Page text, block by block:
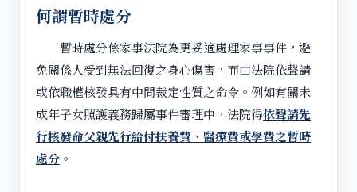
何謂暫時處分
暫時處分係家事法院為更妥適處理家事事件，避
免關係人受到無法回復之身心傷害，而由法院依聲請
或依職權核發具有中間裁定性質之命令。例如有關未
成年子女照護義務歸屬事件審理中，法院得依聲請先
行核發命父親先行給付扶養費、醫療費或學費之暫時
處分 。